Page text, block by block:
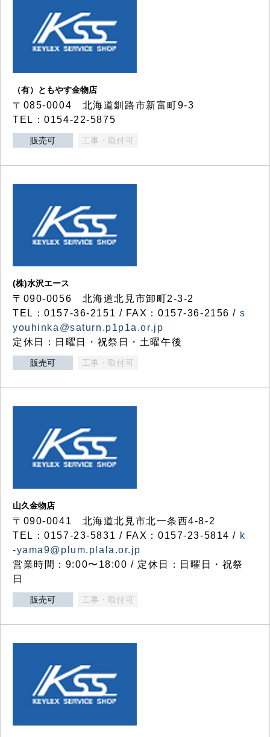
（有）ともやす金物店
〒085-0004 北海道釧路市新富町9-3
TEL：0154-22-5875
販売可 工事・取付可
(株)水沢エース
〒090-0056 北海道北見市卸町2-3-2
TEL：0157-36-2151 / FAX：0157-36-2156 / s
youhinka@saturn.p1p1a.or.jp
定休日：日曜日・祝祭日・土曜午後
販売可 工事・取付可
山久金物店
〒090-0041 北海道北見市北一条西4-8-2
TEL：0157-23-5831 / FAX：0157-23-5814 / k
-yama9@plum.plala.or.jp
営業時間：9:00〜18:00 / 定休日：日曜日・祝祭
日
販売可 工事・取付可